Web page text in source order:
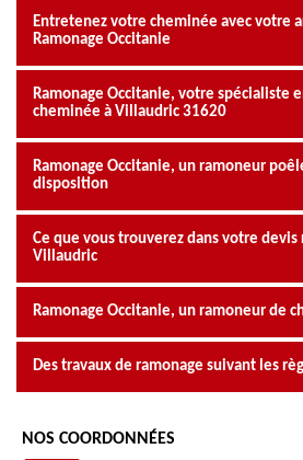
Entretenez votre cheminée avec votre
Ramonage Occitanie
Ramonage Occitanie, votre spécialiste
cheminée à Villaudric 31620
Ramonage Occitanie, un ramoneur
disposition
Ce que vous trouverez dans votre devis
Villaudric
Ramonage Occitanie, un ramoneur de
Des travaux de ramonage suivant les
NOS COORDONNÉES